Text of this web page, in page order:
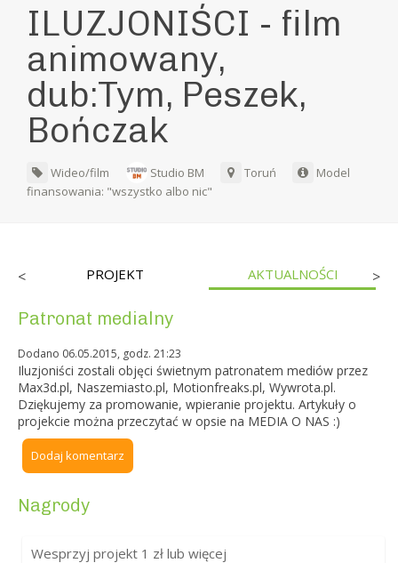
ILUZJONIŚCI - film
animowany,
dub:Tym, Peszek,
Bończak
Wideo/film Studio BM Toruń
Model
finansowania: "wszystko albo nic"
< PROJEKT AKTUALNOŚCI >
Patronat medialny
Dodano 06.05.2015, godz. 21:23
Iluzjoniści zostali objęci świetnym patronatem mediów przez
Max3d.pl, Naszemiasto.pl, Motionfreaks.pl, Wywrota.pl.
Dziękujemy za promowanie, wpieranie projektu. Artykuły o
projekcie można przeczytać w opsie na MEDIA O NAS :)
Dodaj komentarz
Nagrody
Wesprzyj projekt 1 zł lub więcej